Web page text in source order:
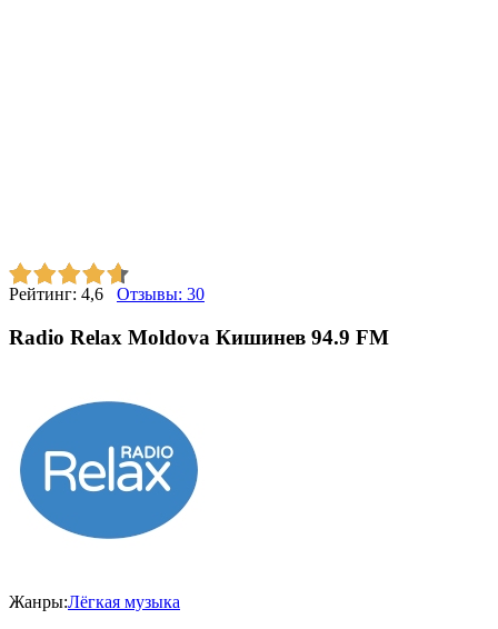
Рейтинг: 4,6 Отзывы: 30
Radio Relax Moldova Кишинев 94.9 FM
Жанры:Лёгкая музыка